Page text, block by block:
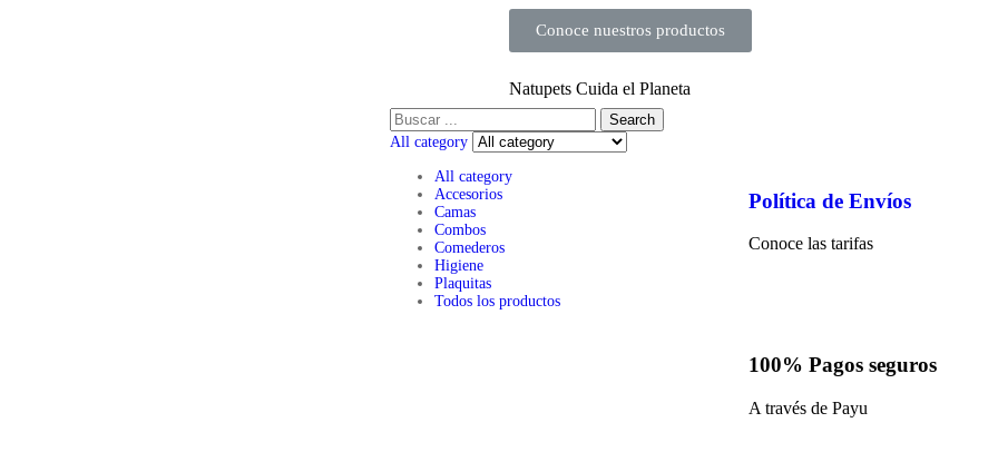
Conoce nuestros productos
Natupets Cuida el Planeta
Search
All category
All category
Accesorios
Camas
Combos
Comederos
Higiene
Plaquitas
Todos los productos
Política de Envíos
Conoce las tarifas
100% Pagos seguros
A través de Payu